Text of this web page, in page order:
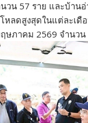
วน 57 ราย และบ้าน
ลดสูงสุดในแต่ละเดื
ษภาคม 2569 จำนวน